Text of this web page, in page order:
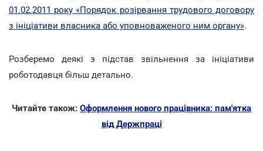
01.02.2011 року «Порядок розірвання трудового договору
з ініціативи власника або уповноваженого ним органу».
Розберемо деякі з підстав звільнення за ініціативи
роботодавця більш детально.
Читайте також: Оформлення нового працівника: пам'ятка
від Держпраці